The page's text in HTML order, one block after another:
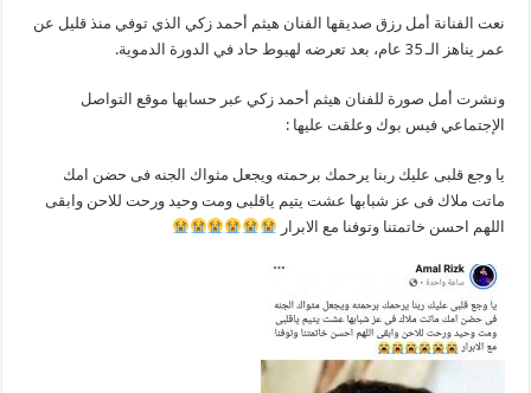
زكي
نعت الفنانة أمل رزق صديقها الفنان هيثم أحمد زكي الذي توفي منذ قليل عن
عمر يناهز الـ 35 عام، بعد تعرضه لهبوط حاد في الدورة الدموية.
ونشرت أمل صورة للفنان هيثم أحمد زكي عبر حسابها موقع التواصل
الإجتماعي فيس بوك وعلقت عليها :
يا وجع قلبى عليك ربنا يرحمك برحمته ويجعل مثواك الجنه فى حضن امك
ماتت ملاك فى عز شبابها عشت يتيم ياقلبى ومت وحيد ورحت للاحن وابقى
اللهم احسن خاتمتنا وتوفنا مع الابرار